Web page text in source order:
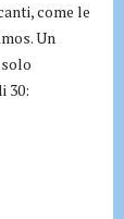
come le
Un
30: